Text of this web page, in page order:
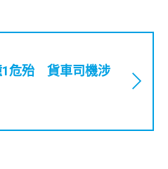
1危殆 貨車司機涉